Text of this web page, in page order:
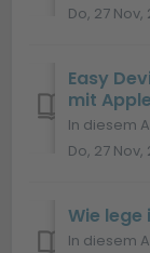
Do, 27 Nov,
Easy
mit
Do, 27 Nov,
Wie lege